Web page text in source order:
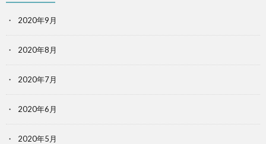
2020年9月
2020年8月
2020年7月
2020年6月
2020年5月